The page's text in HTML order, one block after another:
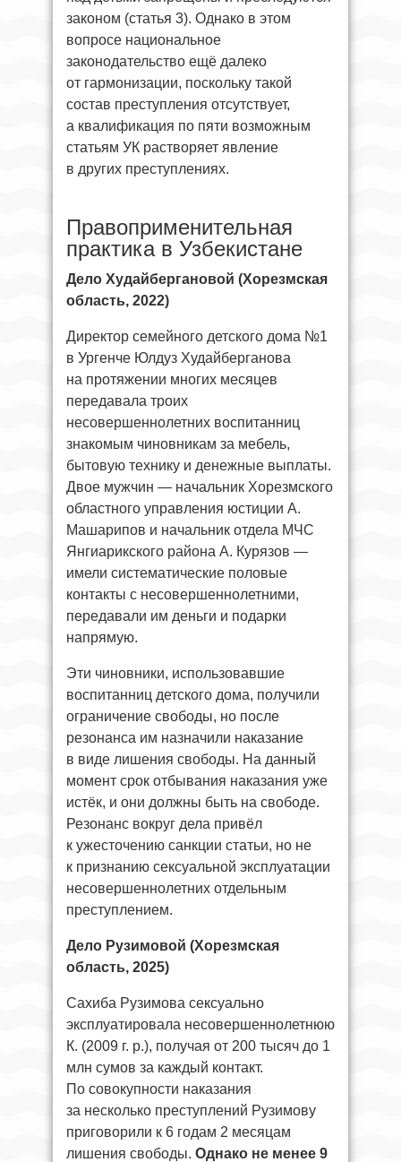
законом (статья 3). Однако в этом
вопросе национальное
законодательство ещё далеко
от гармонизации, поскольку такой
состав преступления отсутствует,
а квалификация по пяти возможным
статьям УК растворяет явление
в других преступлениях.
Правоприменительная
практика в Узбекистане
Дело Худайбергановой (Хорезмская
область, 2022)
Директор семейного детского дома №1
в Ургенче Юлдуз Худайберганова
на протяжении многих месяцев
передавала троих
несовершеннолетних воспитанниц
знакомым чиновникам за мебель,
бытовую технику и денежные выплаты.
Двое мужчин — начальник Хорезмского
областного управления юстиции А.
Машарипов и начальник отдела МЧС
Янгиарикского района А. Курязов —
имели систематические половые
контакты с несовершеннолетними,
передавали им деньги и подарки
напрямую.
Эти чиновники, использовавшие
воспитанниц детского дома, получили
ограничение свободы, но после
резонанса им назначили наказание
в виде лишения свободы. На данный
момент срок отбывания наказания уже
истёк, и они должны быть на свободе.
Резонанс вокруг дела привёл
к ужесточению санкции статьи, но не
к признанию сексуальной эксплуатации
несовершеннолетних отдельным
преступлением.
Дело Рузимовой (Хорезмская
область, 2025)
Сахиба Рузимова сексуально
эксплуатировала несовершеннолетнюю
К. (2009 г. р.), получая от 200 тысяч до 1
млн сумов за каждый контакт.
По совокупности наказания
за несколько преступлений Рузимову
приговорили к 6 годам 2 месяцам
лишения свободы. Однако не менее 9